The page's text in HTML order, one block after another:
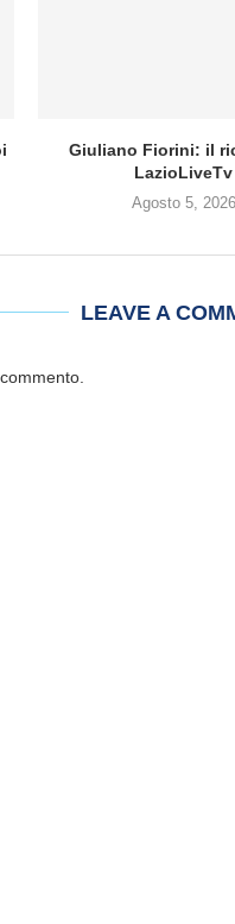
Giuliano Fiorini: il
LazioLiveTv
Agosto 5, 2026
LEAVE A